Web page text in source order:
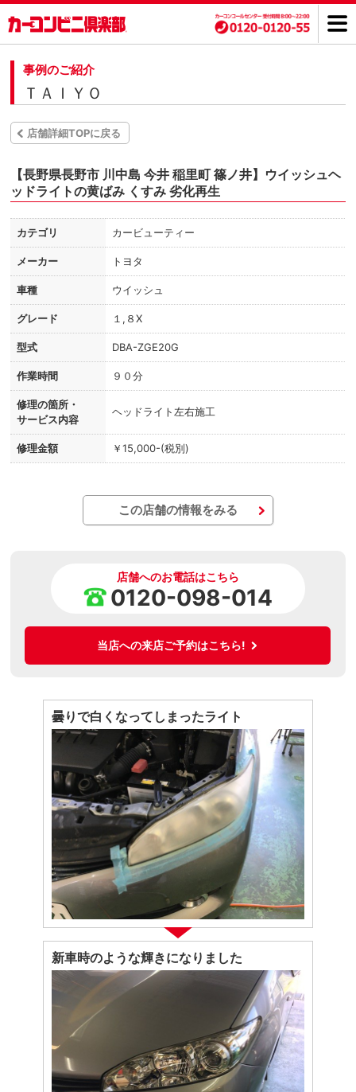
事例のご紹介
ＴＡＩＹＯ
店舗詳細TOPに戻る
【長野県長野市 川中島 今井 稲里町 篠ノ井】ウイッシュヘ
ッドライトの黄ばみ くすみ 劣化再生
カテゴリ カービューティー
メーカー トヨタ
車種 ウイッシュ
グレード １,８X
型式 DBA-ZGE20G
作業時間 ９０分
修理の箇所・
サービス内容
ヘッドライト左右施工
修理金額 ￥15,000-(税別)
この店舗の情報をみる
店舗へのお電話はこちら
0120-098-014
当店への来店ご予約はこちら!
曇りで白くなってしまったライト
新車時のような輝きになりました